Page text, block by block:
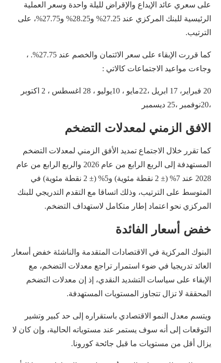
على سعري عائد الإيداع والإقراض لليلة واحدة وسعر العملية
الرئيسية للبنك المركزي عند 27.25% و28.25% و27.75%، على
الترتيب.
كما قررت الإبقاء على سعر الائتمان والخصم عند 27.75%. ،
وجاءت مواعيد الاجتماعات كالاتي :
20 فبراير، 17 ابريل ،22مايو ، 10يوليو ، 28 اغسطس ، 2 اكتوبر
،20نوفمبر ،25 ديسمبر
الافق الزمني لمعدلات التضخم
كما تقرر خلال الاجتماع تمديد الأفق الزمني لمعدلات التضخم
المستهدفة إلى الربع الرابع من عام 2026 والربع الرابع من عام
2028 عند 7% (± 2 نقطة مئوية) و5% (± 2 نقطة مئوية) في
المتوسط على الترتيب، وذلك اتساقا مع التقدم التدريجي للبنك
المركزي نحو اعتماد إطار متكامل لاستهداف التضخم.
خفض أسعار الفائدة
البنوك المركزية في الاقتصادات المتقدمة والناشئة خفض أسعار
العائد تدريجيا في ضوء استمرار تراجع معدلات التضخم، مع
الإبقاء على سياسات التشديد النقدي، إذ إن معدلات التضخم
المحققة لا تزال تتجاوز المستويات المستهدفة.
ويتسم معدل النمو الاقتصادي باستقراره إلى حد كبير وتشير
التوقعات إلى أنه سوف يستمر عند مستوياته الحالية، وإن كان لا
يزال أقل من مستويات ما قبل جائحة كورونا.